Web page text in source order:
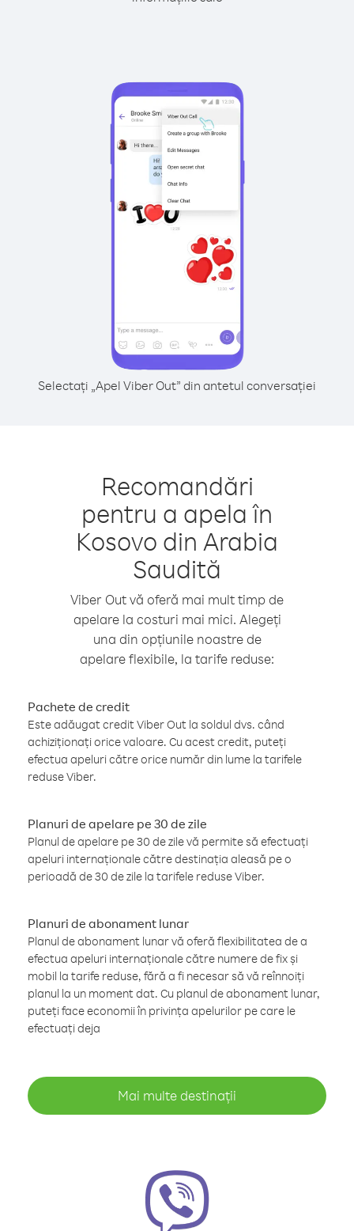
Selectați „Apel Viber Out” din antetul conversației
Recomandări
pentru a apela în
Kosovo din Arabia
Saudită
Viber Out vă oferă mai mult timp de
apelare la costuri mai mici. Alegeți
una din opțiunile noastre de
apelare flexibile, la tarife reduse:
Pachete de credit
Este adăugat credit Viber Out la soldul dvs. când
achiziționați orice valoare. Cu acest credit, puteți
efectua apeluri către orice număr din lume la tarifele
reduse Viber.
Planuri de apelare pe 30 de zile
Planul de apelare pe 30 de zile vă permite să efectuați
apeluri internaționale către destinația aleasă pe o
perioadă de 30 de zile la tarifele reduse Viber.
Planuri de abonament lunar
Planul de abonament lunar vă oferă flexibilitatea de a
efectua apeluri internaționale către numere de fix și
mobil la tarife reduse, fără a fi necesar să vă reînnoiți
planul la un moment dat. Cu planul de abonament lunar,
puteți face economii în privința apelurilor pe care le
efectuați deja
Mai multe destinații